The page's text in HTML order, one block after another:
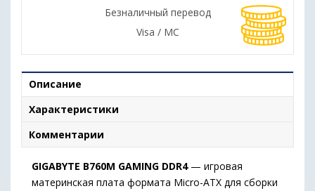
Безналичный перевод
Visa / MC
Описание
Характеристики
Комментарии
GIGABYTE B760M GAMING DDR4— игровая
материнская плата формата Micro-ATX для сборки